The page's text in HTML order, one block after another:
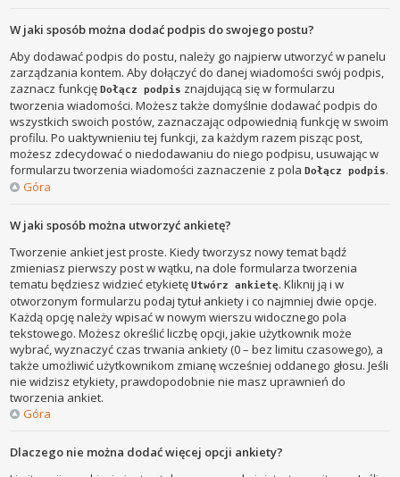
W jaki sposób można dodać podpis do swojego postu?
Aby dodawać podpis do postu, należy go najpierw utworzyć w panelu
zarządzania kontem. Aby dołączyć do danej wiadomości swój podpis,
zaznacz funkcjęDołącz podpis znajdującą się w formularzu
tworzenia wiadomości. Możesz także domyślnie dodawać podpis do
wszystkich swoich postów, zaznaczając odpowiednią funkcję w swoim
profilu. Po uaktywnieniu tej funkcji, za każdym razem pisząc post,
możesz zdecydować o niedodawaniu do niego podpisu, usuwając w
formularzu tworzenia wiadomości zaznaczenie z polaDołącz podpis.
Góra
W jaki sposób można utworzyć ankietę?
Tworzenie ankiet jest proste. Kiedy tworzysz nowy temat bądź
zmieniasz pierwszy post w wątku, na dole formularza tworzenia
tematu będziesz widzieć etykietęUtwórz ankietę. Kliknij ją i w
otworzonym formularzu podaj tytuł ankiety i co najmniej dwie opcje.
Każdą opcję należy wpisać w nowym wierszu widocznego pola
tekstowego. Możesz określić liczbę opcji, jakie użytkownik może
wybrać, wyznaczyć czas trwania ankiety (0 – bez limitu czasowego), a
także umożliwić użytkownikom zmianę wcześniej oddanego głosu. Jeśli
nie widzisz etykiety, prawdopodobnie nie masz uprawnień do
tworzenia ankiet.
Góra
Dlaczego nie można dodać więcej opcji ankiety?